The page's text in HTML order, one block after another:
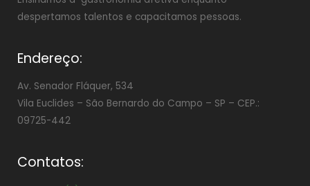
despertamos talentos e capacitamos pessoas.
Endereço:
Av. Senador Fláquer, 534
Vila Euclides – São Bernardo do Campo – SP – CEP.:
09725-442
Contatos: